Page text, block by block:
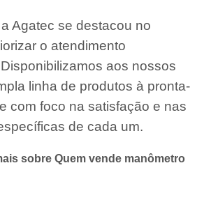
Agatec se destacou no
o atendimento
aos nossos
linha de produtos à pronta-
com foco na satisfação e nas
de cada um.
sobre Quem vende manômetro